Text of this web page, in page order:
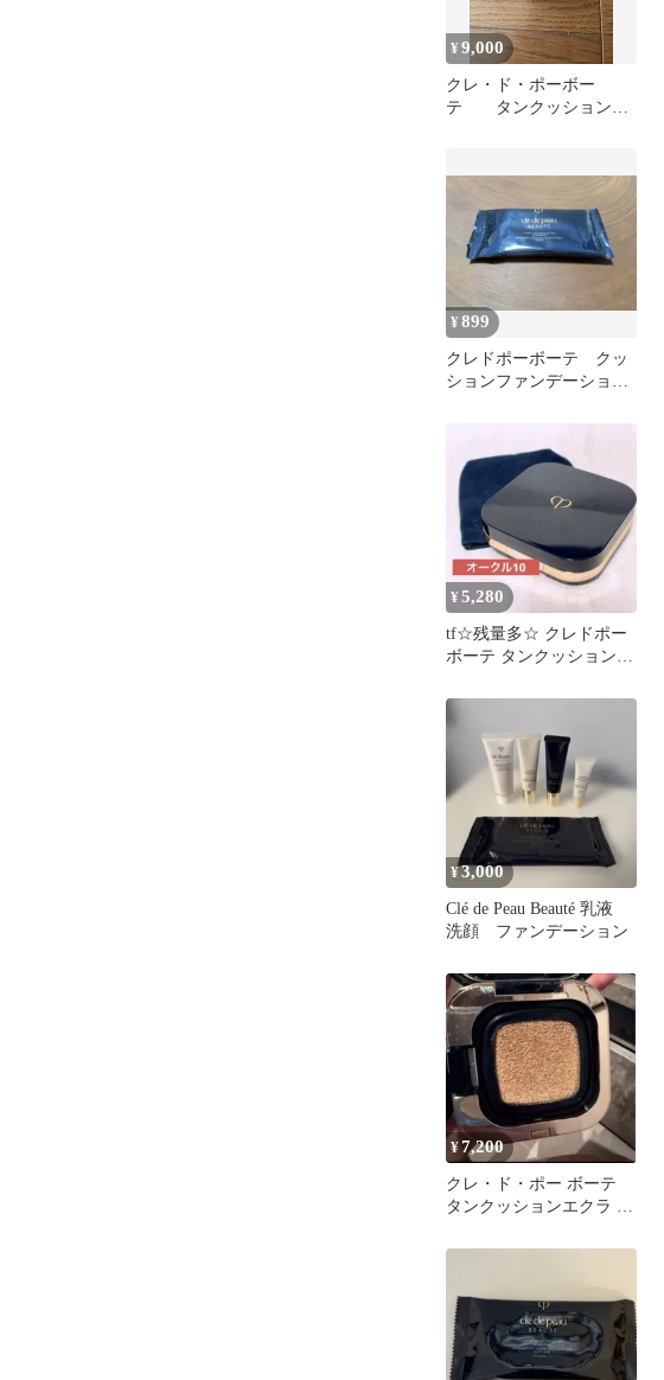
¥9,000
クレ・ド・ポーボー
テ タンクッションエ
¥899
クレドポーボーテ クッ
ションファンデーショ
¥5,280
tf☆残量多☆ クレドポー
ボーテ タンクッションエ
¥3,000
Clé de Peau Beauté 乳液
洗顔 ファンデーション
¥7,200
クレ・ド・ポー ボーテ
タンクッションエクラ ル